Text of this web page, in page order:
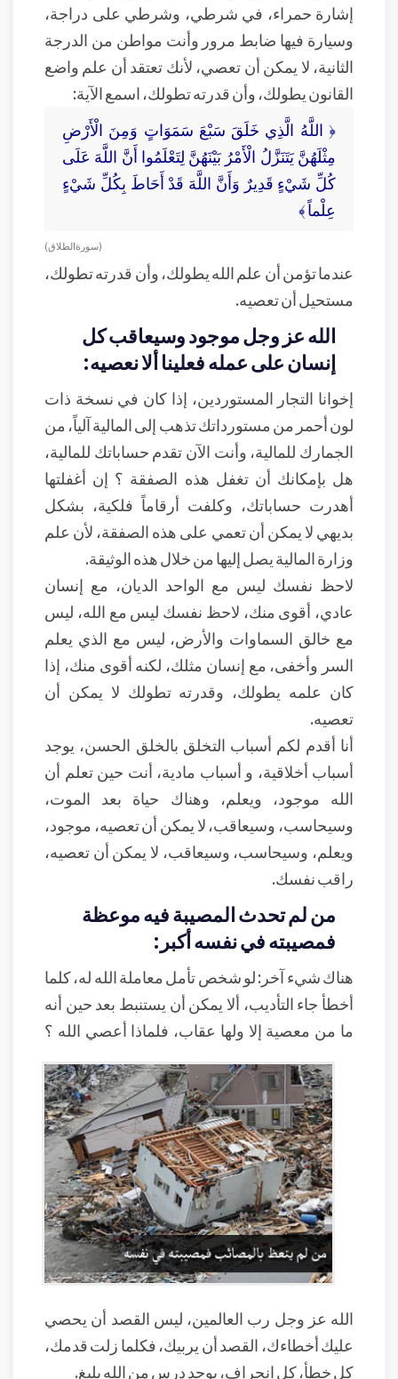
إشارة حمراء، في شرطي، وشرطي على دراجة،
وسيارة فيها ضابط مرور وأنت مواطن من الدرجة
الثانية، لا يمكن أن تعصي، لأنك تعتقد أن علم واضع
القانون يطولك، وأن قدرته تطولك، اسمع الآية:
﴿ اللَّهُ الَّذِي خَلَقَ سَبْعَ سَمَوَاتٍ وَمِنَ الْأَرْضِ
مِثْلَهُنَّ يَتَنَزَّلُ الْأَمْرُ بَيْنَهُنَّ لِتَعْلَمُوا أَنَّ اللَّهَ عَلَى
كُلِّ شَيْءٍ قَدِيرٌ وَأَنَّ اللَّهَ قَدْ أَحَاطَ بِكُلِّ شَيْءٍ
عِلْماً ﴾
( سورة الطلاق )
عندما تؤمن أن علم الله يطولك، وأن قدرته تطولك،
مستحيل أن تعصيه.
الله عز وجل موجود وسيعاقب كل
إنسان على عمله فعلينا ألا نعصيه:
إخوانا التجار المستوردين، إذا كان في نسخة ذات
لون أحمر من مستورداتك تذهب إلى المالية آلياً، من
الجمارك للمالية، وأنت الآن تقدم حساباتك للمالية،
هل بإمكانك أن تغفل هذه الصفقة ؟ إن أغفلتها
أهدرت حساباتك، وكلفت أرقاماً فلكية، بشكل
بديهي لا يمكن أن تعمي على هذه الصفقة، لأن علم
وزارة المالية يصل إليها من خلال هذه الوثيقة.
لاحظ نفسك ليس مع الواحد الديان، مع إنسان
عادي، أقوى منك، لاحظ نفسك ليس مع الله، ليس
مع خالق السماوات والأرض، ليس مع الذي يعلم
السر وأخفى، مع إنسان مثلك، لكنه أقوى منك، إذا
كان علمه يطولك، وقدرته تطولك لا يمكن أن
تعصيه.
أنا أقدم لكم أسباب التخلق بالخلق الحسن، يوجد
أسباب أخلاقية، و أسباب مادية، أنت حين تعلم أن
الله موجود، ويعلم، وهناك حياة بعد الموت،
وسيحاسب، وسيعاقب، لا يمكن أن تعصيه، موجود،
ويعلم، وسيحاسب، وسيعاقب، لا يمكن أن تعصيه،
راقب نفسك.
من لم تحدث المصيبة فيه موعظة
فمصيبته في نفسه أكبر:
هناك شيء آخر: لو شخص تأمل معاملة الله له، كلما
أخطأ جاء التأديب، ألا يمكن أن يستنبط بعد حين أنه
ما من معصية إلا ولها عقاب، فلماذا أعصي الله ؟
الله عز وجل رب العالمين، ليس القصد أن يحصي
عليك أخطاءك، القصد أن يربيك، فكلما زلت قدمك،
كل خطأ، كل انحراف، يوجد درس من الله بليغ.